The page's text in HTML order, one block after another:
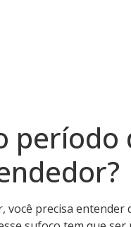
você precisa